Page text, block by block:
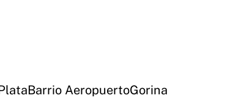
Barrio AeropuertoGorina